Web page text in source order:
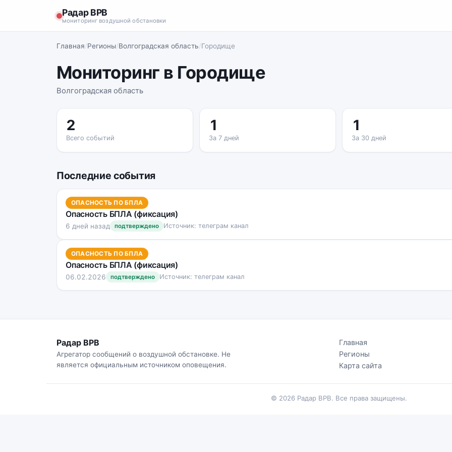
Радар ВРВ
мониторинг воздушной обстановки
Главная/Регионы/Волгоградская область/Городище
Мониторинг в Городище
Волгоградская область
2
Всего событий
1
За 7 дней
1
За 30 дней
Последние события
ОПАСНОСТЬ ПО БПЛА
Опасность БПЛА (фиксация)
6 дней назад подтверждено Источник: телеграм канал
ОПАСНОСТЬ ПО БПЛА
Опасность БПЛА (фиксация)
06.02.2026 подтверждено Источник: телеграм канал
Радар ВРВ
Агрегатор сообщений о воздушной обстановке. Не
является официальным источником оповещения.
Главная
Регионы
Карта сайта
© 2026 Радар ВРВ. Все права защищены.